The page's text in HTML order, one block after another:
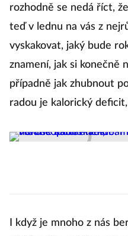
rozhodně se nedá říct,
teď v lednu na vás z
vyskakovat, jaký bude
znamení, jak si konečně
případně jak zhubnout
radou je kalorický
I když je mnoho z nás